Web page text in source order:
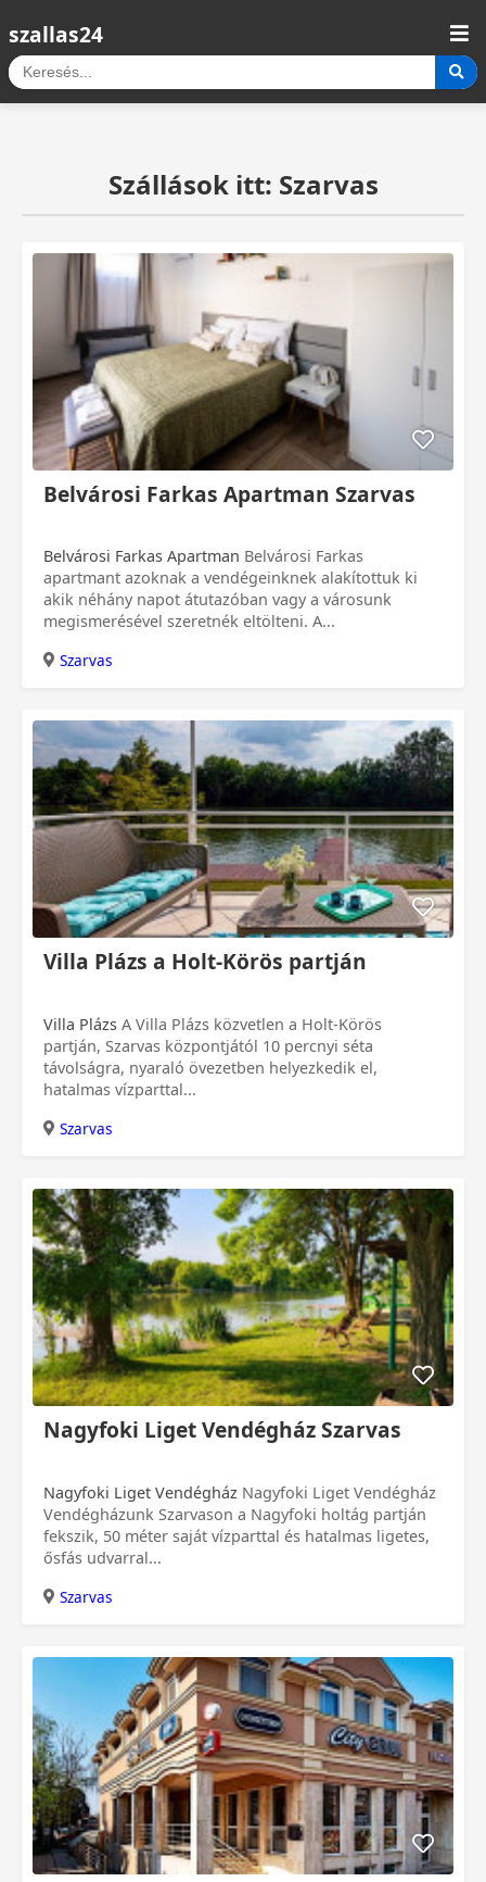
szallas24
Szállások itt: Szarvas
Belvárosi Farkas Apartman Szarvas
Belvárosi Farkas Apartman
apartmant azoknak a vendégeinknek alakítottuk ki
akik néhány napot átutazóban vagy a városunk
megismerésével szeretnék eltölteni. A...
Szarvas
0 Ft
Villa Plázs a Holt-Körös partján
Villa Plázs
partján, Szarvas központjától 10 percnyi séta
távolságra, nyaraló övezetben helyezkedik el,
hatalmas vízparttal...
Szarvas
Nagyfoki Liget Vendégház Szarvas
Nagyfoki Liget Vendégház
Vendégházunk Szarvason a Nagyfoki holtág partján
fekszik, 50 méter saját vízparttal és hatalmas ligetes,
ősfás udvarral...
Szarvas